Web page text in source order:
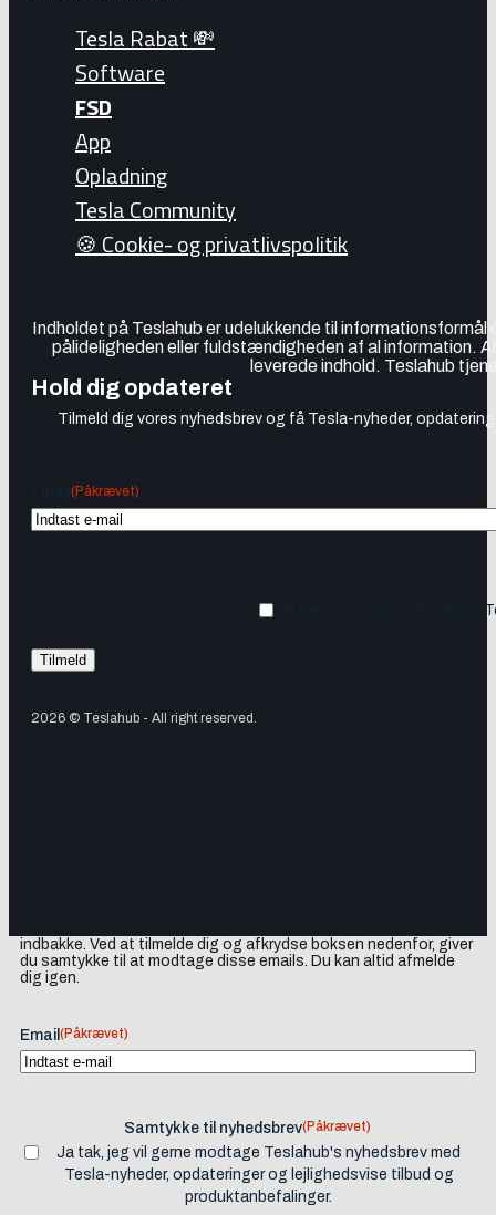
Tesla Rabat 💸
Software
FSD
App
Opladning
Tesla Community
🍪 Cookie- og privatlivspolitik
Indholdet på Teslahub er udelukkende til
pålideligheden eller fuldstændigheden af al information.
leverede indhold. Teslahub
Hold dig opdateret
Tilmeld dig vores nyhedsbrev og få Tesla-nyheder,
(Påkrævet)
Ja tak, jeg vil gerne modtage
2026 © Teslahub - All right reserved.
indbakke. Ved at tilmelde dig og afkrydse boksen nedenfor, giver
du samtykke til at modtage disse emails. Du kan altid afmelde
dig igen.
Email (Påkrævet)
Samtykke til nyhedsbrev(Påkrævet)
Ja tak, jeg vil gerne modtage Teslahub's nyhedsbrev med
Tesla-nyheder, opdateringer og lejlighedsvise tilbud og
produktanbefalinger.